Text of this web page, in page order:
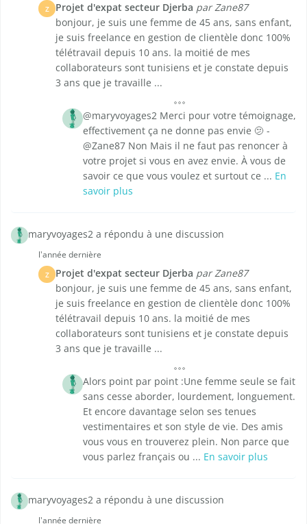
Z Projet d'expat secteur Djerba par Zane87
bonjour, je suis une femme de 45 ans, sans enfant,
je suis freelance en gestion de clientèle donc 100%
télétravail depuis 10 ans. la moitié de mes
collaborateurs sont tunisiens et je constate depuis
3 ans que je travaille ...
@maryvoyages2 Merci pour votre témoignage,
effectivement ça ne donne pas envie 🫤 -
@Zane87 Non Mais il ne faut pas renoncer à
votre projet si vous en avez envie. À vous de
savoir ce que vous voulez et surtout ce ... En
savoir plus
maryvoyages2 a répondu à une discussion
l'année dernière
Z Projet d'expat secteur Djerba par Zane87
bonjour, je suis une femme de 45 ans, sans enfant,
je suis freelance en gestion de clientèle donc 100%
télétravail depuis 10 ans. la moitié de mes
collaborateurs sont tunisiens et je constate depuis
3 ans que je travaille ...
Alors point par point :Une femme seule se fait
sans cesse aborder, lourdement, longuement.
Et encore davantage selon ses tenues
vestimentaires et son style de vie. Des amis
vous vous en trouverez plein. Non parce que
vous parlez français ou ... En savoir plus
maryvoyages2 a répondu à une discussion
l'année dernière